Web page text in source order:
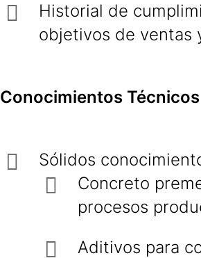
Historial de
objetivos de ventas
Conocimientos Técnicos
Sólidos
Concreto
procesos
Aditivos para